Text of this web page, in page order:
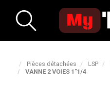
Pièces détachées LSP
VANNE 2 VOIES 1"1/4